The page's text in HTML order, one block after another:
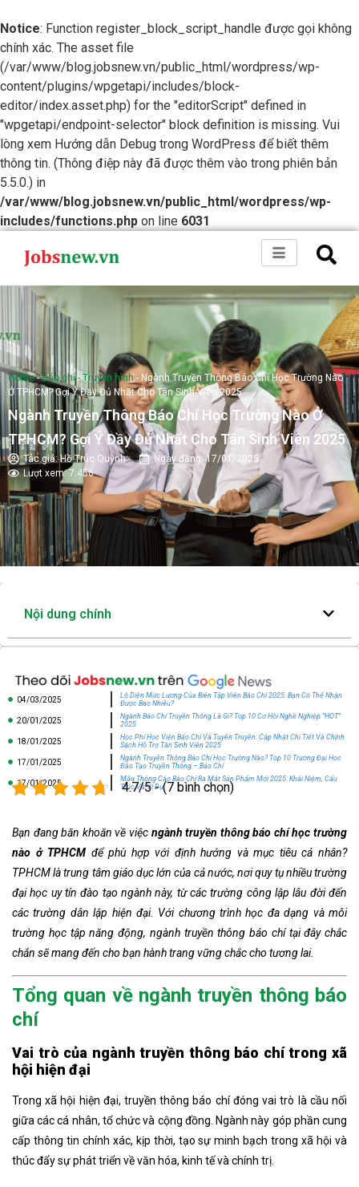
Notice: Function register_block_script_handle được gọi không
chính xác. The asset file
(/var/www/blog.jobsnew.vn/public_html/wordpress/wp-
content/plugins/wpgetapi/includes/block-
editor/index.asset.php) for the "editorScript" defined in
"wpgetapi/endpoint-selector" block definition is missing. Vui
lòng xem Hướng dẫn Debug trong WordPress để biết thêm
thông tin. (Thông điệp này đã được thêm vào trong phiên bản
5.5.0.) in
/var/www/blog.jobsnew.vn/public_html/wordpress/wp-
includes/functions.php on line 6031
Home-Báo chí - Truyền hình- Ngành Truyền Thông Báo Chí Học Trường Nào
Ở TPHCM? Gợi Ý Đầy Đủ Nhất Cho Tân Sinh Viên 2025
Ngành Truyền Thông Báo Chí Học Trường Nào Ở
TPHCM? Gợi Ý Đầy Đủ Nhất Cho Tân Sinh Viên 2025
Tác giả:Hồ Trúc Quỳnh Ngày đăng: 17/01/2025
Lượt xem: 7.456
04/03/2025
Lộ Diện Mức Lương Của Biên Tập Viên Báo Chí 2025: Bạn Có Thể Nhận
Được Bao Nhiêu?
20/01/2025
Ngành Báo Chí Truyền Thông Là Gì? Top 10 Cơ Hội Nghề Nghiệp “HOT”
2025
18/01/2025
Học Phí Học Viện Báo Chí Và Tuyên Truyền: Cập Nhật Chi Tiết Và Chính
Sách Hỗ Trợ Tân Sinh Viên 2025
17/01/2025
Ngành Truyền Thông Báo Chí Học Trường Nào? Top 10 Trường Đại Học
Đào Tạo Truyền Thông – Báo Chí
17/01/2025
Mẫu Thông Cáo Báo Chí Ra Mắt Sản Phẩm Mới 2025: Khái Niệm, Cấu
Trúc Và Ví Dụ
4.7/5 - (7 bình chọn)
Bạn đang băn khoăn về việc ngành truyền thông báo chí học trường
nào ở TPHCM để phù hợp với định hướng và mục tiêu cá nhân?
TPHCM là trung tâm giáo dục lớn của cả nước, nơi quy tụ nhiều trường
đại học uy tín đào tạo ngành này, từ các trường công lập lâu đời đến
các trường dân lập hiện đại. Với chương trình học đa dạng và môi
trường học tập năng động, ngành truyền thông báo chí tại đây chắc
chắn sẽ mang đến cho bạn hành trang vững chắc cho tương lai.
Tổng quan về ngành truyền thông báo
chí
Vai trò của ngành truyền thông báo chí trong xã
hội hiện đại
Trong xã hội hiện đại, truyền thông báo chí đóng vai trò là cầu nối
giữa các cá nhân, tổ chức và cộng đồng. Ngành này góp phần cung
cấp thông tin chính xác, kịp thời, tạo sự minh bạch trong xã hội và
thúc đẩy sự phát triển về văn hóa, kinh tế và chính trị.
Nội dung chính